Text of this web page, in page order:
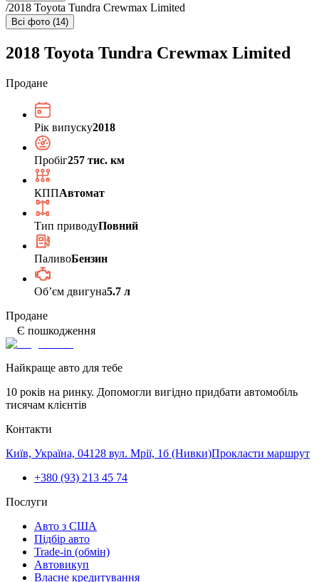
/2018 Toyota Tundra Crewmax Limited
Всі фото (14)
2018 Toyota Tundra Crewmax Limited
Продане
Рік випуску2018
Пробіг257 тис. км
КППАвтомат
Тип приводуПовний
ПаливоБензин
Обʼєм двигуна5.7 л
Продане
Є пошкодження
Найкраще авто для тебе
10 років на ринку. Допомогли вигідно придбати автомобіль
тисячам клієнтів
Контакти
Київ, Україна, 04128 вул. Мрії, 1б (Нивки)Прокласти маршрут
+380 (93) 213 45 74
Послуги
Авто з США
Підбір авто
Trade-in (обмін)
Автовикуп
Власне кредитування